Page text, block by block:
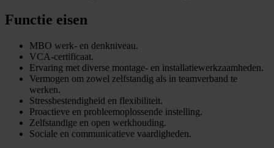
Functie eisen
MBO werk- en denkniveau.
VCA-certificaat.
Ervaring met diverse montage- en installatiewerkzaamheden.
Vermogen om zowel zelfstandig als in teamverband te
werken.
Stressbestendigheid en flexibiliteit.
Proactieve en probleemoplossende instelling.
Zelfstandige en open werkhouding.
Sociale en communicatieve vaardigheden.